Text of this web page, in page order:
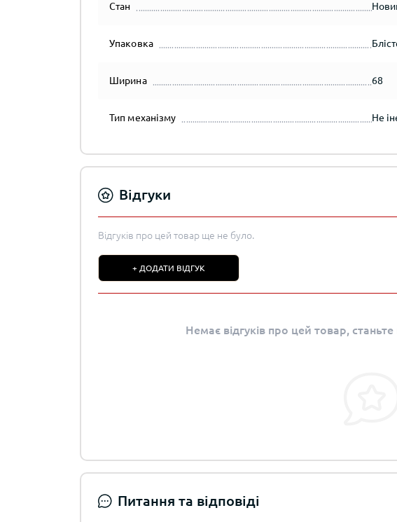
Стан
Упаковка
Ширина 68
Тип механізму Не
Відгуки
Відгуків про цей товар ще не було.
+ ДОДАТИ ВІДГУК
Немає відгуків про цей товар,
Питання та відповіді